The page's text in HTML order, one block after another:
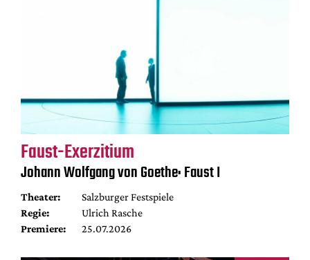
Faust-Exerzitium
Johann Wolfgang von Goethe: Faust I
Theater:
Salzburger Festspiele
Regie:
Ulrich Rasche
Premiere:
25.07.2026